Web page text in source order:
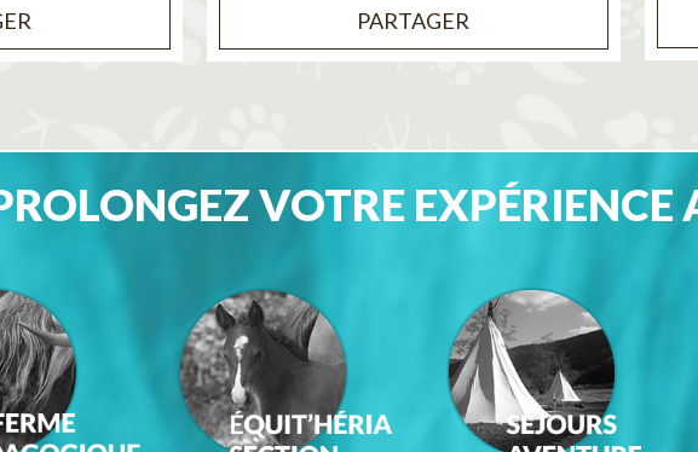
PARTAGER
VOTRE EXPÉRIENCE